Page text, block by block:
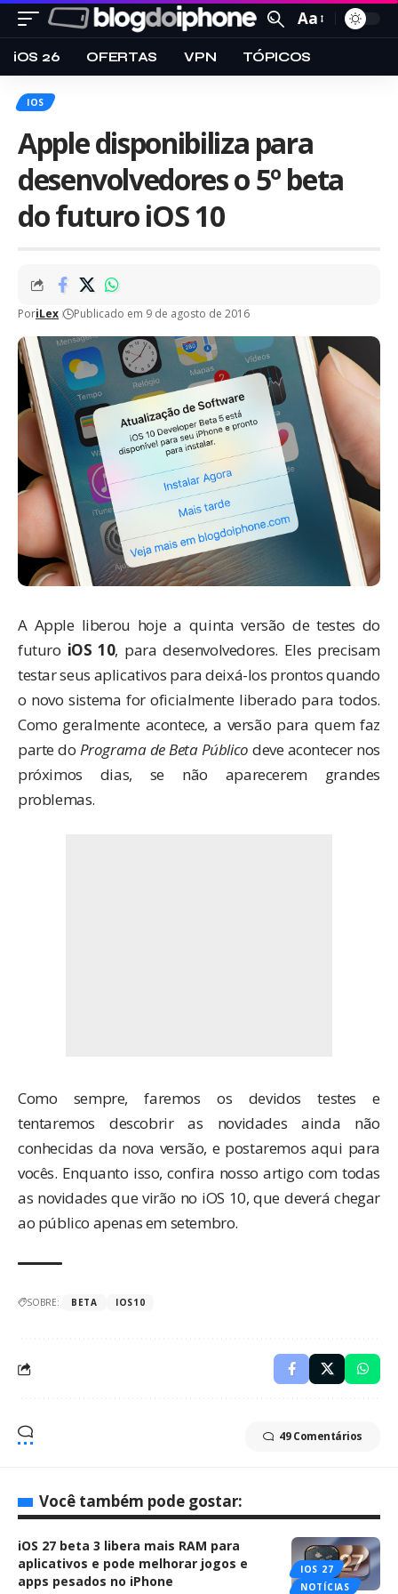
Aa
iOS 26 OFERTAS VPN TÓPICOS
IOS
Apple disponibiliza para
desenvolvedores o 5º beta
do futuro iOS 10
PoriLex Publicado em 9 de agosto de 2016
A Apple liberou hoje a quinta versão de testes do
futuro iOS 10, para desenvolvedores. Eles precisam
testar seus aplicativos para deixá-los prontos quando
o novo sistema for oficialmente liberado para todos.
Como geralmente acontece, a versão para quem faz
parte do Programa de Beta Público deve acontecer nos
próximos dias, se não aparecerem grandes
problemas.
Como sempre, faremos os devidos testes e
tentaremos descobrir as novidades ainda não
conhecidas da nova versão, e postaremos aqui para
vocês. Enquanto isso,confira nosso artigo com todas
as novidades que virão no iOS 10, que deverá chegar
ao público apenas em setembro.
SOBRE: BETA IOS10
49 Comentários
Você também pode gostar:
IOS 27
NOTÍCIAS
iOS 27 beta 3 libera mais RAM para
aplicativos e pode melhorar jogos e
apps pesados no iPhone